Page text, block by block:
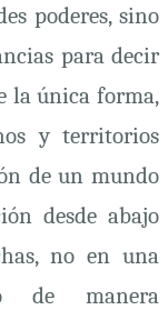
poderes, sino
para decir
la única forma,
y territorios
de un mundo
desde abajo
no en una
de manera